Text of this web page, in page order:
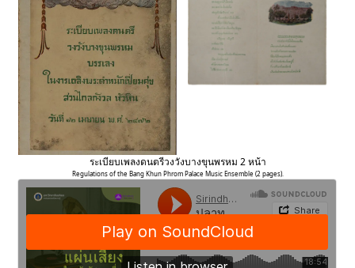
ระเบียบเพลงดนตรีวงวังบางขุนพรหม 2 หน้า
Regulations of the Bang Khun Phrom Palace Music Ensemble (2 pages).